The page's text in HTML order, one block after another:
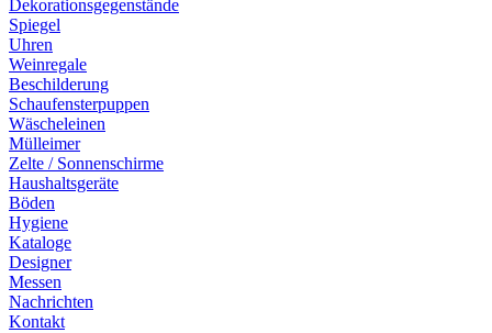
Dekorationsgegenstände
Spiegel
Uhren
Weinregale
Beschilderung
Schaufensterpuppen
Wäscheleinen
Mülleimer
Zelte / Sonnenschirme
Haushaltsgeräte
Böden
Hygiene
Kataloge
Designer
Messen
Nachrichten
Kontakt